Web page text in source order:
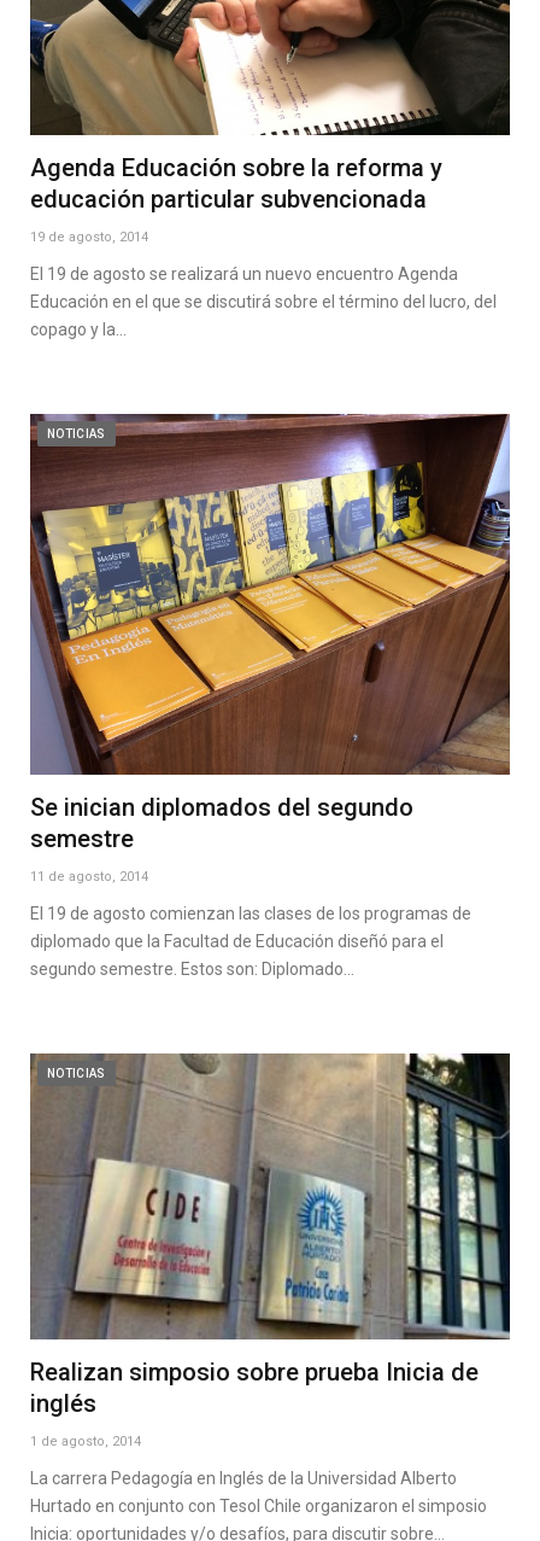
Agenda Educación sobre la reforma y
educación particular subvencionada
19 de agosto, 2014
El 19 de agosto se realizará un nuevo encuentro Agenda
Educación en el que se discutirá sobre el término del lucro, del
copago y la…
NOTICIAS
Se inician diplomados del segundo
semestre
11 de agosto, 2014
El 19 de agosto comienzan las clases de los programas de
diplomado que la Facultad de Educación diseñó para el
segundo semestre. Estos son: Diplomado…
NOTICIAS
Realizan simposio sobre prueba Inicia de
inglés
1 de agosto, 2014
La carrera Pedagogía en Inglés de la Universidad Alberto
Hurtado en conjunto con Tesol Chile organizaron el simposio
Inicia: oportunidades y/o desafíos, para discutir sobre…